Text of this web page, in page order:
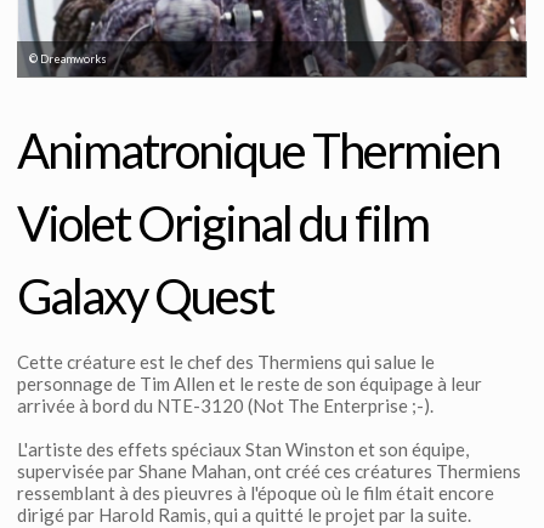
© Dreamworks
Animatronique Thermien
Violet Original du film
Galaxy Quest
Cette créature est le chef des Thermiens qui salue le
personnage de Tim Allen et le reste de son équipage à leur
arrivée à bord du NTE-3120 (Not The Enterprise ;-).
L'artiste des effets spéciaux Stan Winston et son équipe,
supervisée par Shane Mahan, ont créé ces créatures Thermiens
ressemblant à des pieuvres à l'époque où le film était encore
dirigé par Harold Ramis, qui a quitté le projet par la suite.